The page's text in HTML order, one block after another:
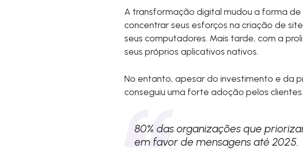
A transformação digital mudou a forma
concentrar seus esforços na criação de
seus computadores. Mais tarde, com a
seus próprios aplicativos nativos.
No entanto, apesar do investimento e da
conseguiu uma forte adoção pelos
80% das organizações que
em favor de mensagens até 2025.